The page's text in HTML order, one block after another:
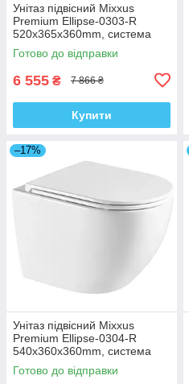
Унітаз підвісний Mixxus
Premium Ellipse-0303-R
520x365x360mm, система
змиву Rimless (MP6463)
Готово до відправки
6 555 ₴ 7 866 ₴
Купити
–17%
Унітаз підвісний Mixxus
Premium Ellipse-0304-R
540x360x360mm, система
змиву Rimless (MP6466)
Готово до відправки